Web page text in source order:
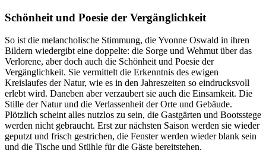
Schönheit und Poesie der Vergänglichkeit
So ist die melancholische Stimmung, die Yvonne Oswald in ihren
Bildern wiedergibt eine doppelte: die Sorge und Wehmut über das
Verlorene, aber doch auch die Schönheit und Poesie der
Vergänglichkeit. Sie vermittelt die Erkenntnis des ewigen
Kreislaufes der Natur, wie es in den Jahreszeiten so eindrucksvoll
erlebt wird. Daneben aber verzaubert sie auch die Einsamkeit. Die
Stille der Natur und die Verlassenheit der Orte und Gebäude.
Plötzlich scheint alles nutzlos zu sein, die Gastgärten und Bootsstege
werden nicht gebraucht. Erst zur nächsten Saison werden sie wieder
geputzt und frisch gestrichen, die Fenster werden wieder blank sein
und die Tische und Stühle für die Gäste bereitstehen.